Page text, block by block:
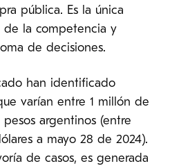
pública. Es la única
de la competencia y
de decisiones.
han identificado
varían entre 1 millón de
argentinos (entre
a mayo 28 de 2024).
de casos, es generada